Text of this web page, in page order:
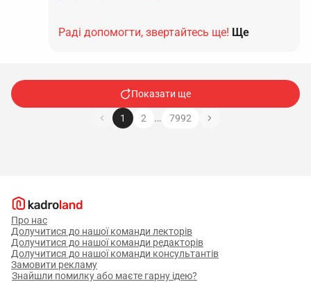
Раді допомогти, звертайтесь ще! Ще
Показати ще
1 2 … 7992
Про нас
Долучитися до нашої команди лекторів
Долучитися до нашої команди редакторів
Долучитися до нашої команди консультантів
Замовити рекламу
Знайшли помилку або маєте гарну ідею?